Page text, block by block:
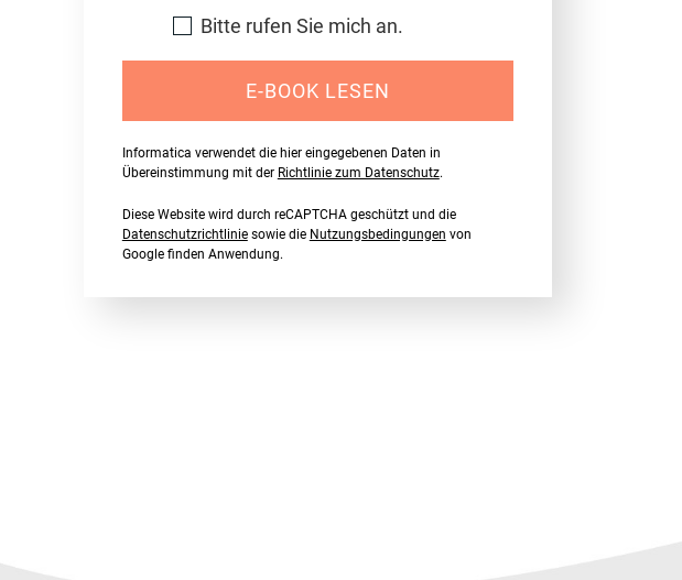
Bitte rufen Sie mich an.
E-BOOK LESEN
Informatica verwendet die hier eingegebenen Daten in
Übereinstimmung mit der Richtlinie zum Datenschutz.
Diese Website wird durch reCAPTCHA geschützt und die
Datenschutzrichtliniesowie die Nutzungsbedingungen von
Google finden Anwendung.